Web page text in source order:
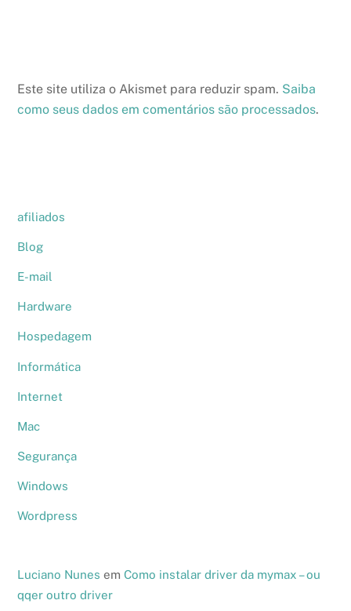
Este site utiliza o Akismet para reduzir spam. Saiba
como seus dados em comentários são processados.
afiliados
Blog
E-mail
Hardware
Hospedagem
Informática
Internet
Mac
Segurança
Windows
Wordpress
Luciano Nunes emComo instalar driver da mymax – ou
qqer outro driver